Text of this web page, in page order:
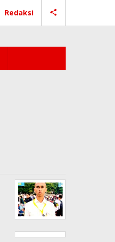
Redaksi